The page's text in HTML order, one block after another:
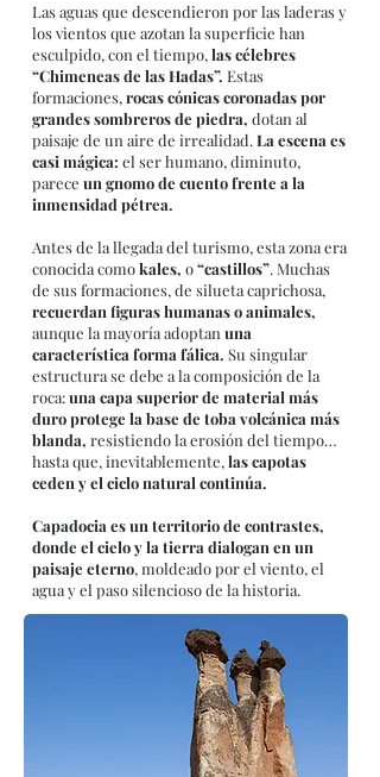
Las aguas que descendieron por las laderas y
los vientos que azotan la superficie han
esculpido, con el tiempo, las célebres
“Chimeneas de las Hadas”. Estas
formaciones, rocas cónicas coronadas por
grandes sombreros de piedra, dotan al
paisaje de un aire de irrealidad. La escena es
casi mágica: el ser humano, diminuto,
parece un gnomo de cuento frente a la
inmensidad pétrea.
Antes de la llegada del turismo, esta zona era
conocida comokales, o“castillos”. Muchas
de sus formaciones, de silueta caprichosa,
recuerdan figuras humanas o animales,
aunque la mayoría adoptan una
característica forma fálica. Su singular
estructura se debe a la composición de la
roca:una capa superior de material más
duro protege la base de toba volcánica más
blanda, resistiendo la erosión del tiempo…
hasta que, inevitablemente, las capotas
ceden y el ciclo natural continúa.
Capadocia es un territorio de contrastes,
donde el cielo y la tierra dialogan en un
paisaje eterno, moldeado por el viento, el
agua y el paso silencioso de la historia.